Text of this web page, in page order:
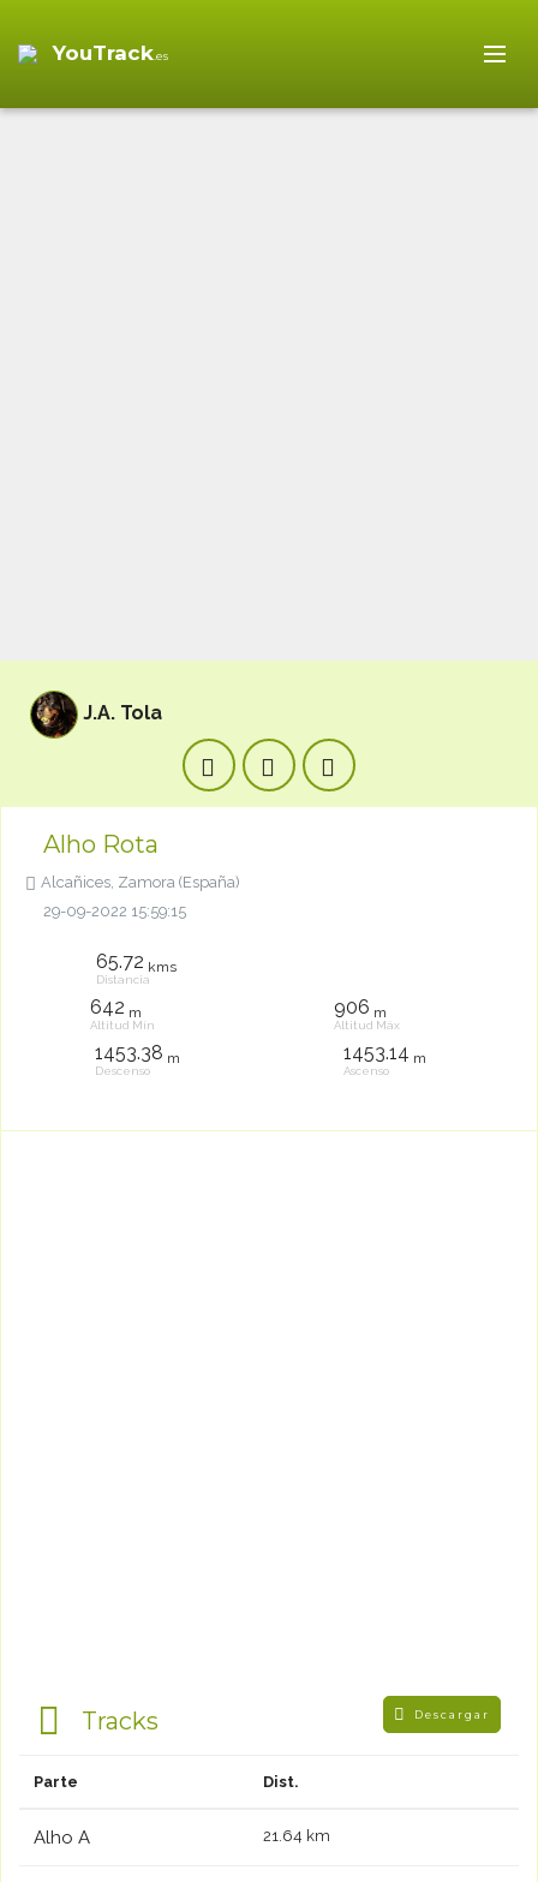
YouTrack.es
J.A. Tola
Alho Rota
Alcañices, Zamora (España)
29-09-2022 15:59:15
65.72 kms
Distancia
642 m
Altitud Mín
906 m
Altitud Máx
1453.38 m
Descenso
1453.14 m
Ascenso
Tracks Descargar
Parte Dist.
Alho A 21.64 km